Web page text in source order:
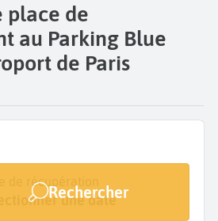
place de
au Parking Blue
de Paris
de dépôt
une date
de récupération
une date
Rechercher